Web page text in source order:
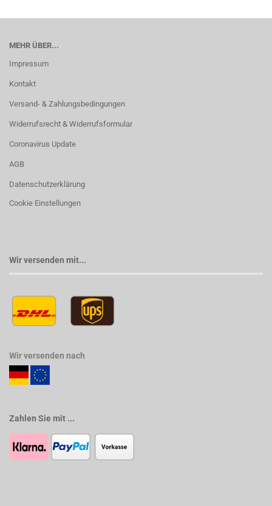
MEHR ÜBER...
Impressum
Kontakt
Versand- & Zahlungsbedingungen
Widerrufsrecht & Widerrufsformular
Coronavirus Update
AGB
Datenschutzerklärung
Cookie Einstellungen
Wir versenden mit...
Wir versenden nach
Zahlen Sie mit ...